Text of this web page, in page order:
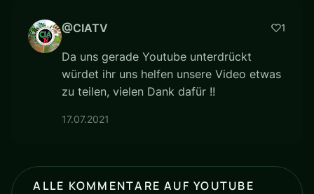
@CIATV 1
Da uns gerade Youtube unterdrückt
würdet ihr uns helfen unsere Video etwas
zu teilen, vielen Dank dafür !!
17.07.2021
ALLE KOMMENTARE AUF YOUTUBE